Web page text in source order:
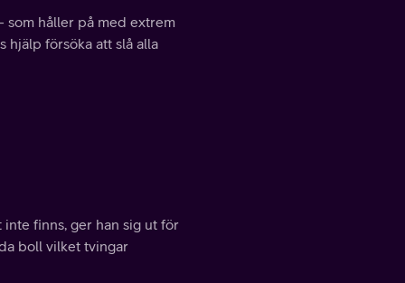
som håller på med extrem
hjälp försöka att slå alla
finns, ger han sig ut för
boll vilket tvingar